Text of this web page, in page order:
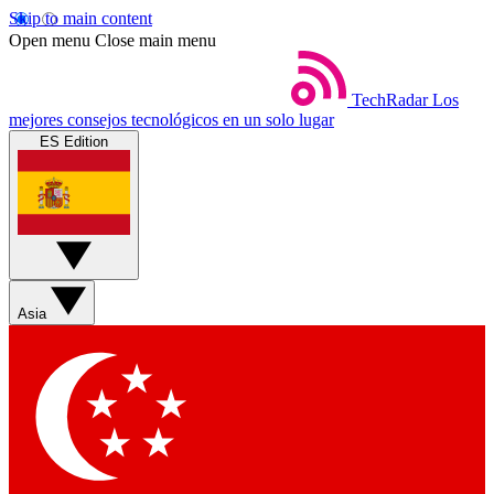
Skip to main content
Open menu Close main menu
TechRadar Los
mejores consejos tecnológicos en un solo lugar
ES Edition
Asia